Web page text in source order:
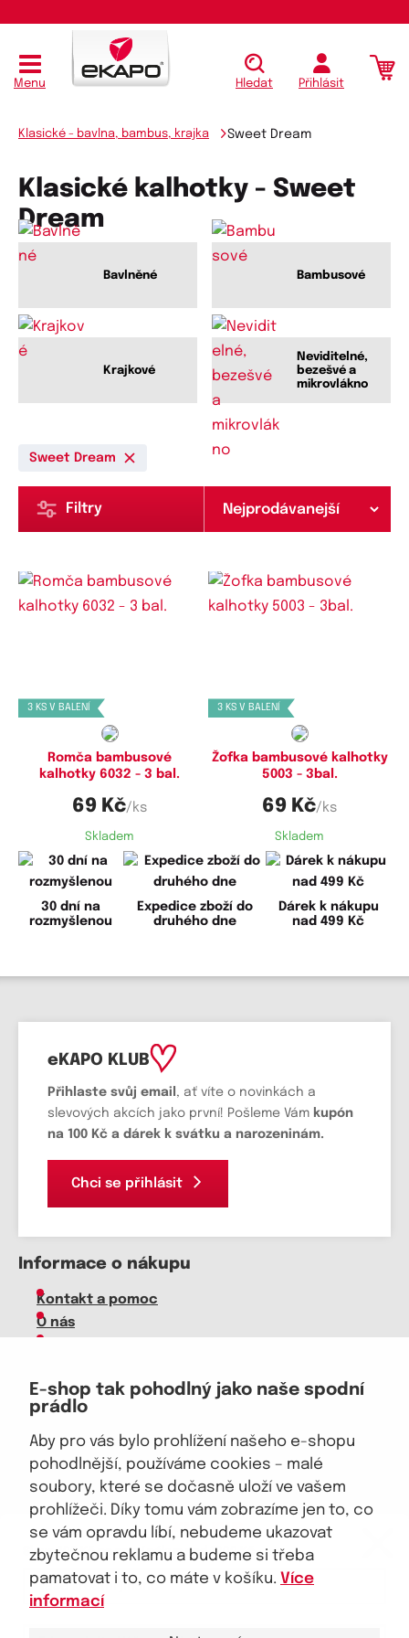
E-shop tak pohodlný jako naše spodní
prádlo
Aby pro vás bylo prohlížení našeho e-shopu
pohodlnější, používáme cookies – malé
soubory, které se dočasně uloží ve vašem
prohlížeči. Díky tomu vám zobrazíme jen to, co
se vám opravdu líbí, nebudeme ukazovat
zbytečnou reklamu a budeme si třeba
pamatovat i to, co máte v košíku. Více
informací
Menu Hledat Přihlásit
Klasické - bavlna, bambus, krajka Sweet Dream
Klasické kalhotky - Sweet
Dream
Bavlněné Bambusové
Krajkové
Neviditelné,
bezešvé a
mikrovlákno
Sweet Dream
Filtry
3 KS V BALENÍ
Romča bambusové
kalhotky 6032 - 3 bal.
69 Kč/ks
Skladem
3 KS V BALENÍ
Žofka bambusové kalhotky
5003 - 3bal.
69 Kč/ks
Skladem
30 dní na
rozmyšlenou
Expedice zboží do
druhého dne
Dárek k nákupu
nad 499 Kč
eKAPO KLUB
Přihlaste svůj email , ať víte o novinkách a
slevových akcích jako první! Pošleme Vám kupón
na 100 Kč a dárek k svátku a narozeninám.
Chci se přihlásit
Informace o nákupu
Kontakt a pomoc
O nás
Velkoobchod
Vrácení zboží, reklamace
Obchodní podmínky
Průvodce spokojené ženy
Staňte se naším fanouškem
Jsme důvěryhodný obchod
eKAPO KLUB
Sleva 100 Kč na první nákupnad 1000 Kč